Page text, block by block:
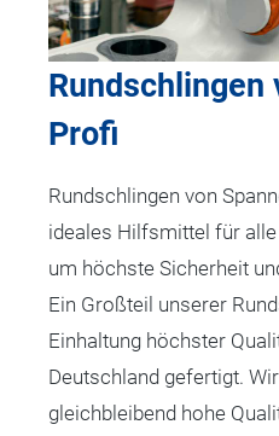
Rundschlingen
Profi
Rundschlingen von
ideales Hilfsmittel für
um höchste Sicherheit
Ein Großteil unserer
Einhaltung höchster
Deutschland gefertigt.
gleichbleibend hohe